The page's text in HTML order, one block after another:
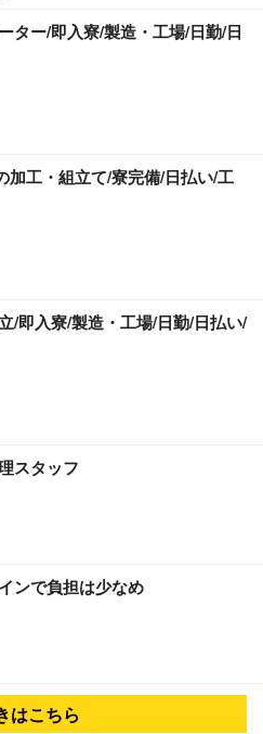
ター/即入寮/製造・工場/日勤/日
加工・組立て/寮完備/日払い/工
/即入寮/製造・工場/日勤/日払い/
スタッフ
ンで負担は少なめ
はこちら